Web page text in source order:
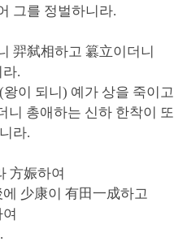
그를 정벌하니라.
羿弑相하고 簒立이더니
.
이 되니) 예가 상을 죽이고
니 총애하는 신하 한착이 또
라.
方娠하여
少康이 有田一成하고